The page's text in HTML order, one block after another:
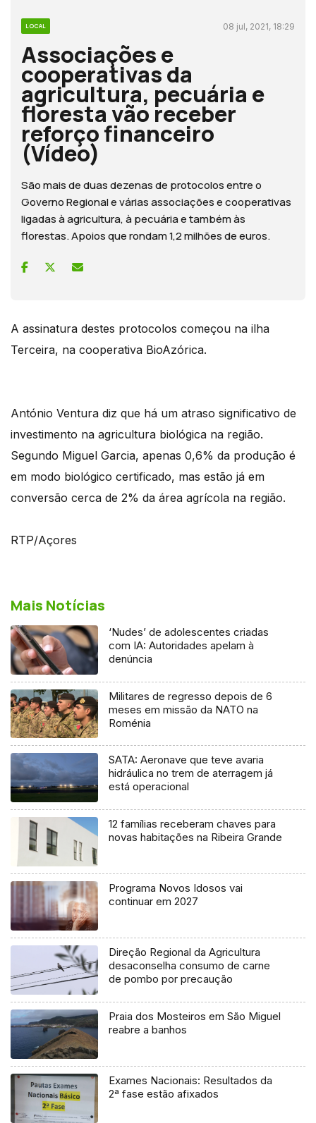
LOCAL 08 jul, 2021, 18:29
Associações e
cooperativas da
agricultura, pecuária e
floresta vão receber
reforço financeiro
(Vídeo)
São mais de duas dezenas de protocolos entre o
Governo Regional e várias associações e cooperativas
ligadas à agricultura, à pecuária e também às
florestas. Apoios que rondam 1,2 milhões de euros.
A assinatura destes protocolos começou na ilha
Terceira, na cooperativa BioAzórica.
António Ventura diz que há um atraso significativo de
investimento na agricultura biológica na região.
Segundo Miguel Garcia, apenas 0,6% da produção é
em modo biológico certificado, mas estão já em
conversão cerca de 2% da área agrícola na região.
RTP/Açores
Mais Notícias
‘Nudes’ de adolescentes criadas
com IA: Autoridades apelam à
denúncia
Militares de regresso depois de 6
meses em missão da NATO na
Roménia
SATA: Aeronave que teve avaria
hidráulica no trem de aterragem já
está operacional
12 famílias receberam chaves para
novas habitações na Ribeira Grande
Programa Novos Idosos vai
continuar em 2027
Direção Regional da Agricultura
desaconselha consumo de carne
de pombo por precaução
Praia dos Mosteiros em São Miguel
reabre a banhos
Exames Nacionais: Resultados da
2ª fase estão afixados